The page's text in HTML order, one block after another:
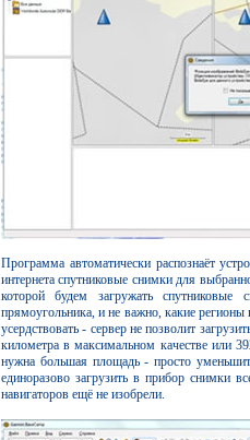
Программа автоматически распознаёт
интернета спутниковые снимки для
которой будем загружать
прямоугольника, и не важно, какие регионы
усердствовать - сервер не позволит
километра в максимальном качестве или
нужна большая площадь - просто
единоразово загрузить в прибор снимки
навигаторов ещё не изобрели.